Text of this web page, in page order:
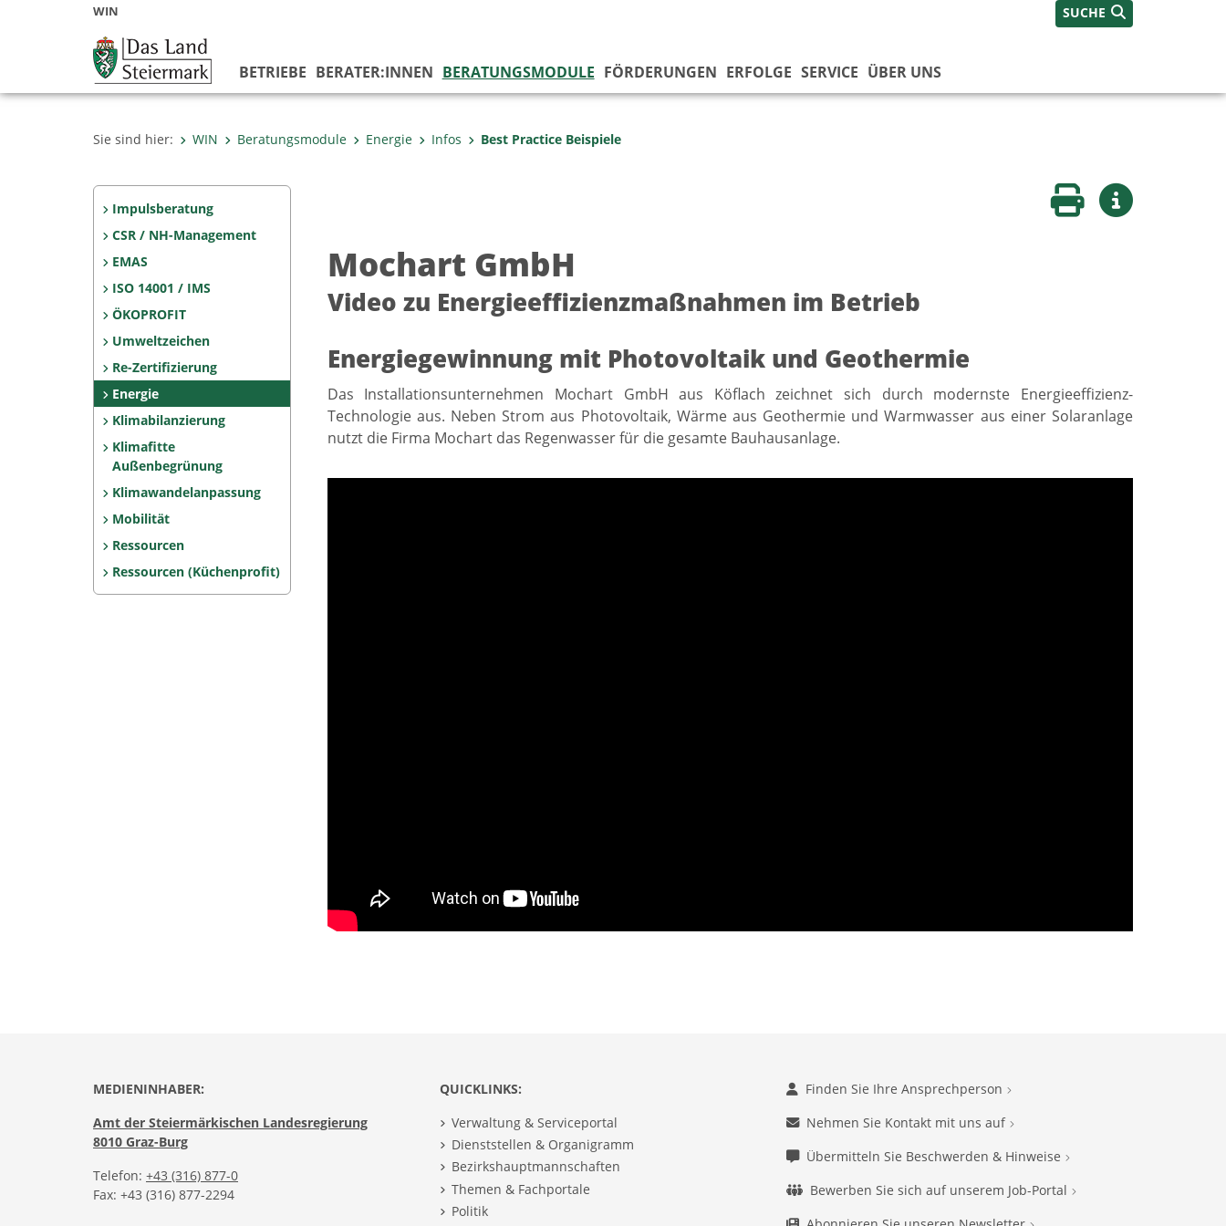
WIN SUCHE
BETRIEBE BERATER:INNEN BERATUNGSMODULE FÖRDERUNGEN ERFOLGE SERVICE ÜBER UNS
Sie sind hier: WIN Beratungsmodule Energie Infos Best Practice Beispiele
Impulsberatung
CSR / NH-Management
EMAS
ISO 14001 / IMS
ÖKOPROFIT
Umweltzeichen
Re-Zertifizierung
Energie
Klimabilanzierung
Klimafitte
Außenbegrünung
Klimawandelanpassung
Mobilität
Ressourcen
Ressourcen (Küchenprofit)
Seite druckenWeitere Infos
Mochart GmbH
Video zu Energieeffizienzmaßnahmen im Betrieb
Energiegewinnung mit Photovoltaik und Geothermie
Das Installationsunternehmen Mochart GmbH aus Köflach zeichnet sich durch modernste Energieeffizienz-
Technologie aus. Neben Strom aus Photovoltaik, Wärme aus Geothermie und Warmwasser aus einer Solaranlage
nutzt die Firma Mochart das Regenwasser für die gesamte Bauhausanlage.
MEDIENINHABER:
Amt der Steiermärkischen Landesregierung
8010 Graz-Burg
Telefon: +43 (316) 877-0
Fax: +43 (316) 877-2294
QUICKLINKS:
Verwaltung & Serviceportal
Dienststellen & Organigramm
Bezirkshauptmannschaften
Themen & Fachportale
Politik
Finden Sie Ihre Ansprechperson
Nehmen Sie Kontakt mit uns auf
Übermitteln Sie Beschwerden & Hinweise
Bewerben Sie sich auf unserem Job-Portal